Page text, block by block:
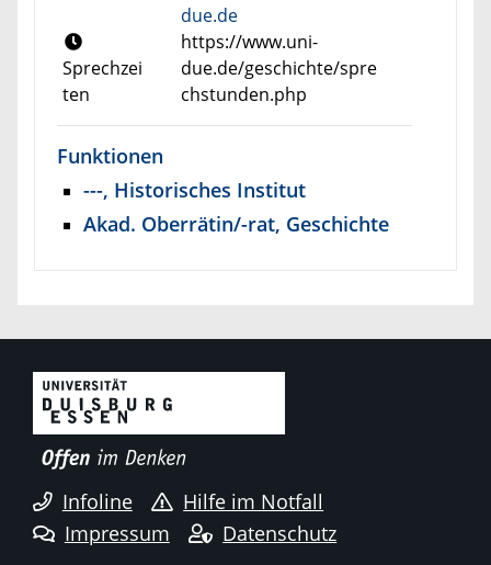
due.de
Sprechzei
ten
https://www.uni-
due.de/geschichte/spre
chstunden.php
Funktionen
---, Historisches Institut
Akad. Oberrätin/-rat, Geschichte
Infoline
Hilfe im Notfall
Impressum
Datenschutz